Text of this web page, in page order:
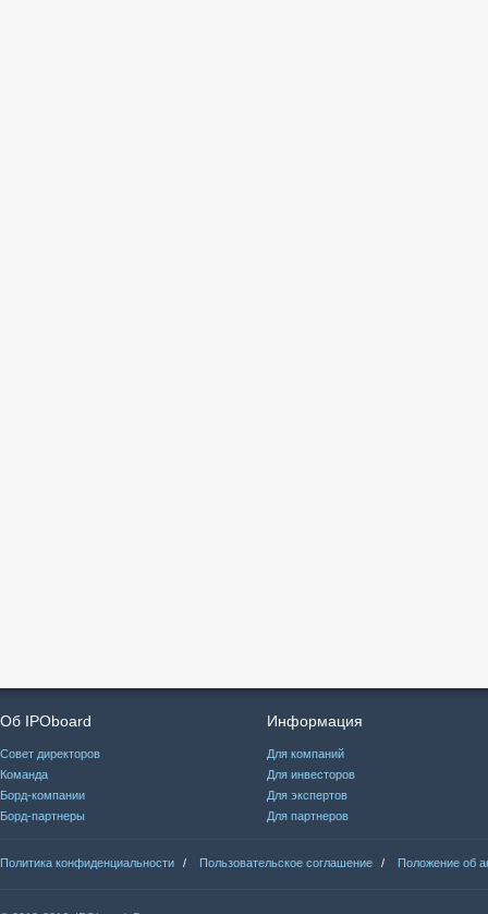
Об IPOboard
Совет директоров
Команда
Борд-компании
Борд-партнеры
Информация
Для компаний
Для инвесторов
Для экспертов
Для партнеров
Политика конфиденциальности / Пользовательское соглашение / Положение об